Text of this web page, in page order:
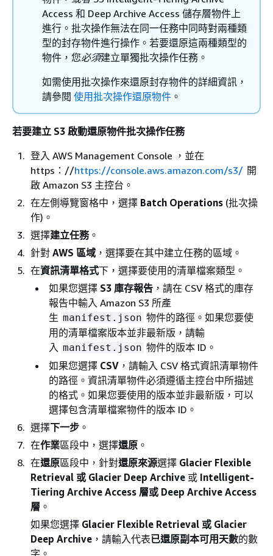
Access 和 Deep Archive Access 儲存層物件上
進行。批次操作無法在同一任務中同時對兩種類
型的封存物件進行操作。若要還原這兩種類型的
物件，您必須建立單獨批次操作任務。
如需使用批次操作來還原封存物件的詳細資訊，
請參閱 使用批次操作還原物件 。
若要建立 S3 啟動還原物件批次操作任務
登入 AWS Management Console ，並在
https：//https://console.aws.amazon.com/s3/ 開
啟 Amazon S3 主控台。
在左側導覽窗格中，選擇 Batch Operations (批次操
作)。
選擇建立任務。
針對 AWS 區域 ，​選擇要在其中建立任務的區域。
在資訊清單格式下，選擇要使用的清單檔案類型。
如果您選擇 S3 庫存報告 ，請在 CSV 格式的庫存
報告中輸入 Amazon S3 所產
生 manifest.json 物件的路徑。如果您要使
用的清單檔案版本並非最新版，請輸
入 manifest.json 物件的版本 ID。
如果您選擇 CSV ，請輸入 CSV 格式資訊清單物件
的路徑。資訊清單物件必須遵循主控台中所描述
的格式。如果您要使用的版本並非最新版，可以
選擇包含清單檔案物件的版本 ID。
選擇下一步 。
在作業區段中，選擇還原 。
在還原區段中，針對還原來源選擇 Glacier Flexible
Retrieval 或 Glacier Deep Archive 或 Intelligent-
Tiering Archive Access 層或 Deep Archive Access
層 。
如果您選擇 Glacier Flexible Retrieval 或 Glacier
Deep Archive ，請輸入代表已還原副本可用天數的數
字。